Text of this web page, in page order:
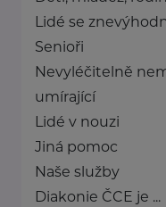
Lidé se
Senioři
Nevyléčitelně
umírající
Lidé v nouzi
Jiná pomoc
Naše služby
Diakonie ČCE je ...